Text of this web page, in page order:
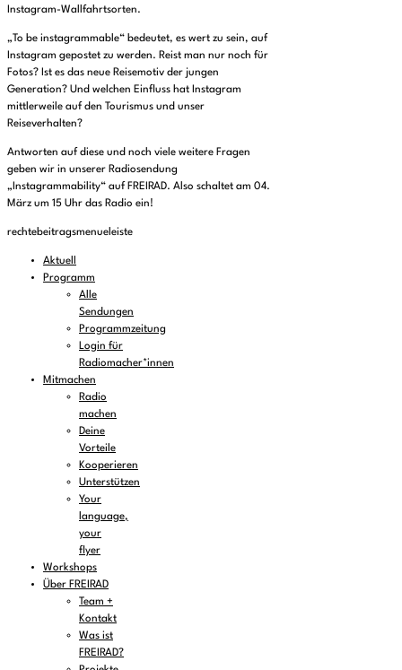
Instagram-Wallfahrtsorten.
„To be instagrammable“ bedeutet, es wert zu sein, auf
Instagram gepostet zu werden. Reist man nur noch für
Fotos? Ist es das neue Reisemotiv der jungen
Generation? Und welchen Einfluss hat Instagram
mittlerweile auf den Tourismus und unser
Reiseverhalten?
Antworten auf diese und noch viele weitere Fragen
geben wir in unserer Radiosendung
„Instagrammability“ auf FREIRAD. Also schaltet am 04.
März um 15 Uhr das Radio ein!
rechtebeitragsmenueleiste
Aktuell
Programm
Alle
Sendungen
Programmzeitung
Login für
Radiomacher*innen
Mitmachen
Radio
machen
Deine
Vorteile
Kooperieren
Unterstützen
Your
language,
your
flyer
Workshops
Über FREIRAD
Team +
Kontakt
Was ist
FREIRAD?